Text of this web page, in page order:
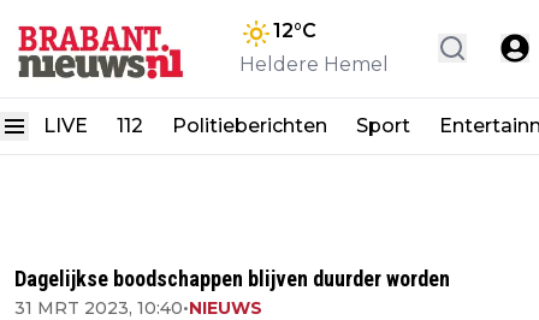
12°C
Heldere Hemel
LIVE 112 Politieberichten Sport
Dagelijkse boodschappen blijven duurder worden
31 MRT 2023, 10:40•NIEUWS